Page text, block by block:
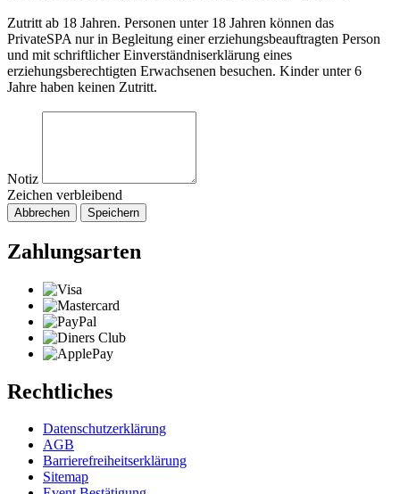
Zutritt ab 18 Jahren. Personen unter 18 Jahren können das
PrivateSPA nur in Begleitung einer erziehungsbeauftragten Person
und mit schriftlicher Einverständniserklärung eines
erziehungsberechtigten Erwachsenen besuchen. Kinder unter 6
Jahre haben keinen Zutritt.
Notiz
Zeichen verbleibend
Abbrechen Speichern
Zahlungsarten
Rechtliches
Datenschutzerklärung
AGB
Barrierefreiheitserklärung
Sitemap